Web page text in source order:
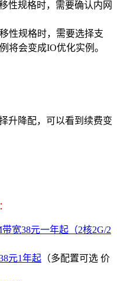
性规格时，需要确认内网
性规格时，需要选择支
将会变成IO优化实例。
升降配，可以看到续费变
宽38元一年起（2核2G/2
元1年起 （多配置可选 价